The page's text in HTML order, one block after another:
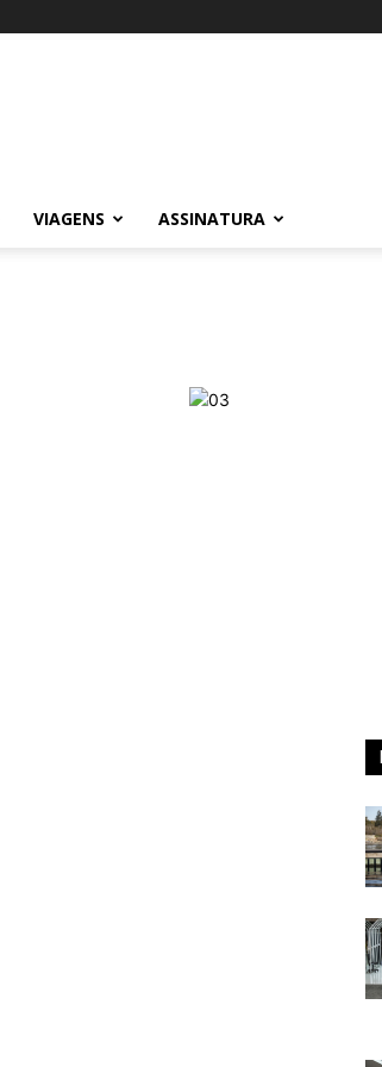
VIAGENS ASSINATURA